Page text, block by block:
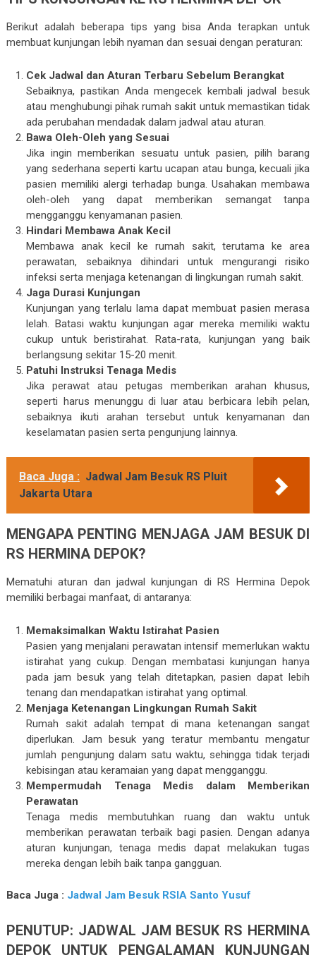
Berikut adalah beberapa tips yang bisa Anda terapkan untuk
membuat kunjungan lebih nyaman dan sesuai dengan peraturan:
Cek Jadwal dan Aturan Terbaru Sebelum Berangkat
Sebaiknya, pastikan Anda mengecek kembali jadwal besuk
atau menghubungi pihak rumah sakit untuk memastikan tidak
ada perubahan mendadak dalam jadwal atau aturan.
Bawa Oleh-Oleh yang Sesuai
Jika ingin memberikan sesuatu untuk pasien, pilih barang
yang sederhana seperti kartu ucapan atau bunga, kecuali jika
pasien memiliki alergi terhadap bunga. Usahakan membawa
oleh-oleh yang dapat memberikan semangat tanpa
mengganggu kenyamanan pasien.
Hindari Membawa Anak Kecil
Membawa anak kecil ke rumah sakit, terutama ke area
perawatan, sebaiknya dihindari untuk mengurangi risiko
infeksi serta menjaga ketenangan di lingkungan rumah sakit.
Jaga Durasi Kunjungan
Kunjungan yang terlalu lama dapat membuat pasien merasa
lelah. Batasi waktu kunjungan agar mereka memiliki waktu
cukup untuk beristirahat. Rata-rata, kunjungan yang baik
berlangsung sekitar 15-20 menit.
Patuhi Instruksi Tenaga Medis
Jika perawat atau petugas memberikan arahan khusus,
seperti harus menunggu di luar atau berbicara lebih pelan,
sebaiknya ikuti arahan tersebut untuk kenyamanan dan
keselamatan pasien serta pengunjung lainnya.
Baca Juga : Jadwal Jam Besuk RS Pluit
Jakarta Utara
MENGAPA PENTING MENJAGA JAM BESUK DI
RS HERMINA DEPOK?
Mematuhi aturan dan jadwal kunjungan di RS Hermina Depok
memiliki berbagai manfaat, di antaranya:
Memaksimalkan Waktu Istirahat Pasien
Pasien yang menjalani perawatan intensif memerlukan waktu
istirahat yang cukup. Dengan membatasi kunjungan hanya
pada jam besuk yang telah ditetapkan, pasien dapat lebih
tenang dan mendapatkan istirahat yang optimal.
Menjaga Ketenangan Lingkungan Rumah Sakit
Rumah sakit adalah tempat di mana ketenangan sangat
diperlukan. Jam besuk yang teratur membantu mengatur
jumlah pengunjung dalam satu waktu, sehingga tidak terjadi
kebisingan atau keramaian yang dapat mengganggu.
Mempermudah Tenaga Medis dalam Memberikan
Perawatan
Tenaga medis membutuhkan ruang dan waktu untuk
memberikan perawatan terbaik bagi pasien. Dengan adanya
aturan kunjungan, tenaga medis dapat melakukan tugas
mereka dengan lebih baik tanpa gangguan.
Baca Juga : Jadwal Jam Besuk RSIA Santo Yusuf
PENUTUP: JADWAL JAM BESUK RS HERMINA
DEPOK UNTUK PENGALAMAN KUNJUNGAN